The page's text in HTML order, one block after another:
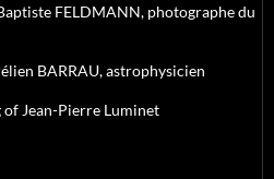
FELDMANN, photographe du
BARRAU, astrophysicien
of Jean-Pierre Luminet